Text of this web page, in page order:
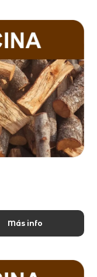
Más info